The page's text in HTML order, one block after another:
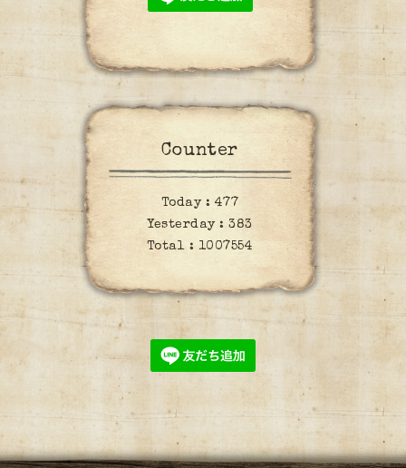
Counter
Today : 477
Yesterday :383
Total : 1007554